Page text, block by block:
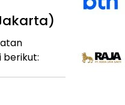
berikut: